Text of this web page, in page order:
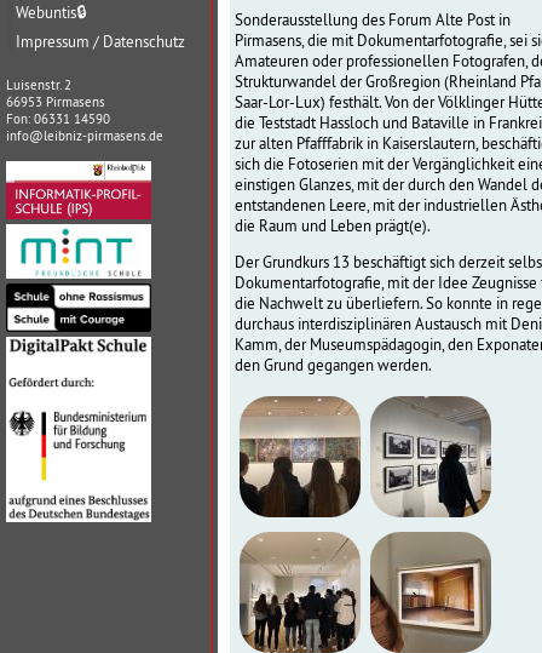
Webuntis🔒
Impressum / Datenschutz
Luisenstr. 2
66953 Pirmasens
Fon: 06331 14590
info@leibniz-pirmasens.de
Sonderausstellung des Forum Alte Post in
Pirmasens, die mit Dokumentarfotografie, sei
Amateuren oder professionellen Fotografen,
Strukturwandel der Großregion (Rheinland
Saar-Lor-Lux) festhält. Von der Völklinger
die Teststadt Hassloch und Bataville in
zur alten Pfafffabrik in Kaiserslautern,
sich die Fotoserien mit der Vergänglichkeit
einstigen Glanzes, mit der durch den Wandel
entstandenen Leere, mit der industriellen
die Raum und Leben prägt(e).
Der Grundkurs 13 beschäftigt sich derzeit
Dokumentarfotografie, mit der Idee Zeugnisse
die Nachwelt zu überliefern. So konnte in
durchaus interdisziplinären Austausch mit
Kamm, der Museumspädagogin, den
den Grund gegangen werden.